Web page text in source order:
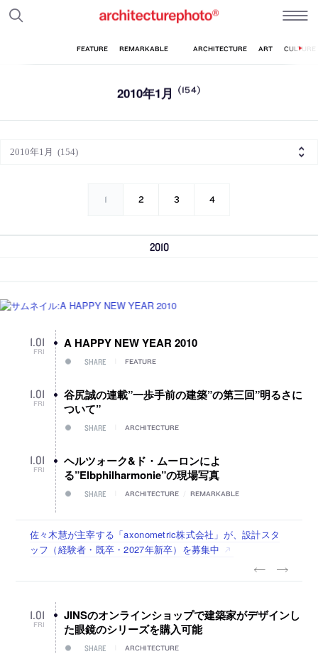
2010年1月 (154)
1 2 3 4
2010
1.01
FRI
A HAPPY NEW YEAR 2010
SHARE FEATURE
1.01
FRI
谷尻誠の連載”一歩手前の建築”の第三回”明るさに
ついて”
SHARE ARCHITECTURE
1.01
FRI
ヘルツォーク&ド・ムーロンによ
る”Elbphilharmonie”の現場写真
SHARE ARCHITECTURE REMARKABLE
佐々木慧が主宰する「axonometric株式会社」が、設計スタ
ッフ（経験者・既卒・2027年新卒）を募集中
古民家を軸に全国で“価値循環の仕組み”を作り、リモートワ
ーク主体の働き方を実践する「株式会社つぎと」が、設計ス
リノベる株式会社が、設計パートナー (業務委託) を募集中
社会への影響力のある建築を手掛け、スタッフ同士で助け合
う環境づくりも行う「E.A.S.T.architects」が、設計スタッフ
代官山を拠点に活動する「梅澤竜也 / ALA INC.」が、設計ス
タッフ・アルバイト・事務職を募集中
1.01
FRI
JINSのオンラインショップで建築家がデザインし
た眼鏡のシリーズを購入可能
SHARE ARCHITECTURE